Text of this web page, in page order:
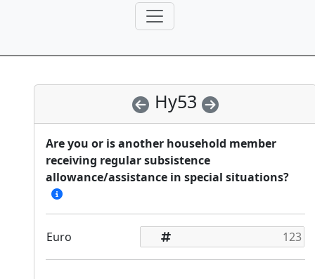
Hy53
Are you or is another household member
receiving regular subsistence
allowance/assistance in special situations?
Euro